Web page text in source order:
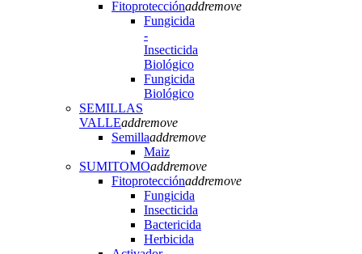
Fitoprotecciónaddremove
Fungicida
-
Insecticida
Biológico
Fungicida
Biológico
SEMILLAS
VALLEaddremove
Semillaaddremove
Maiz
SUMITOMOaddremove
Fitoprotecciónaddremove
Fungicida
Insecticida
Bactericida
Herbicida